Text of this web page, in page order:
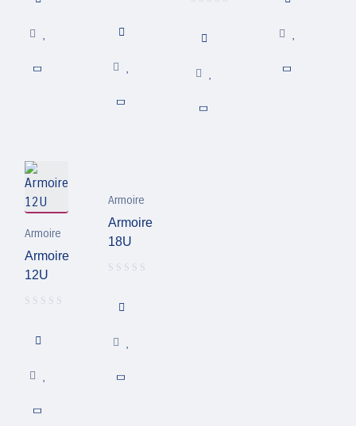
Armoire
Armoire
12U
Armoire
Armoire
18U